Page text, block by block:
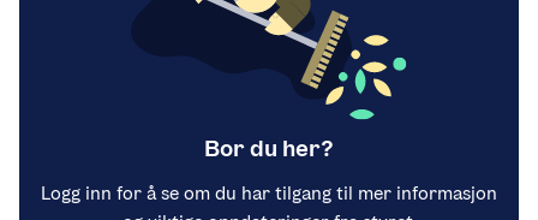
Bor du her?
Logg inn for å se om du har tilgang til mer informasjon